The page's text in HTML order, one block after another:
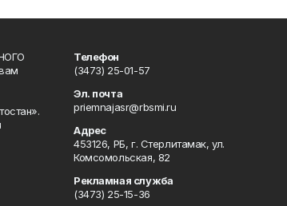
Телефон
(3473) 25-01-57
Эл. почта
priemnajasr@rbsmi.ru
Адрес
453126, РБ, г. Стерлитамак, ул.
Комсомольская, 82
Рекламная служба
(3473) 25-15-36